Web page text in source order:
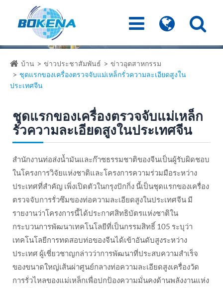
บ้าน ข่าวประชาสัมพันธ์
ข่าวอุตสาหกรรม
ชุดแรกของเครื่องตรวจจับแม่เหล็กรั่วความละเอียดสูงใน
ประเทศจีน
ชุดแรกของเครื่องตรวจจับแม่เหล็ก
รั่วความละเอียดสูงในประเทศจีน
สำนักงานท่อส่งน้ำมันและก๊าซธรรมชาติของจีนเป็นผู้รับผิดชอบ
ในโครงการวิจัยแห่งชาติและโครงการความร่วมมือระหว่าง
ประเทศที่สำคัญ เพิ่งเปิดตัวในกรุงปักกิ่ง นี้เป็นชุดแรกของเครื่อง
ตรวจจับการรั่วซึมของท่อความละเอียดสูงในประเทศจีน มี
รายงานว่าโครงการนี้ได้ประกาศสิทธิบัตรแห่งชาติใน
กระบวนการพัฒนาเทคโนโลยีที่เป็นกรรมสิทธิ์ 105 ระบุว่า
เทคโนโลยีการทดสอบท่อของจีนได้เข้าอันดับสูงระหว่าง
ประเทศ ผู้เชี่ยวชาญกล่าวว่าการพัฒนาที่ประสบความสำเร็จ
ของขนาดใหญ่เส้นผ่าศูนย์กลางท่อความละเอียดสูงเครื่องวัด
การรั่วไหลของแม่เหล็กเพื่อปกป้องความมั่นคงด้านพลังงานแห่ง